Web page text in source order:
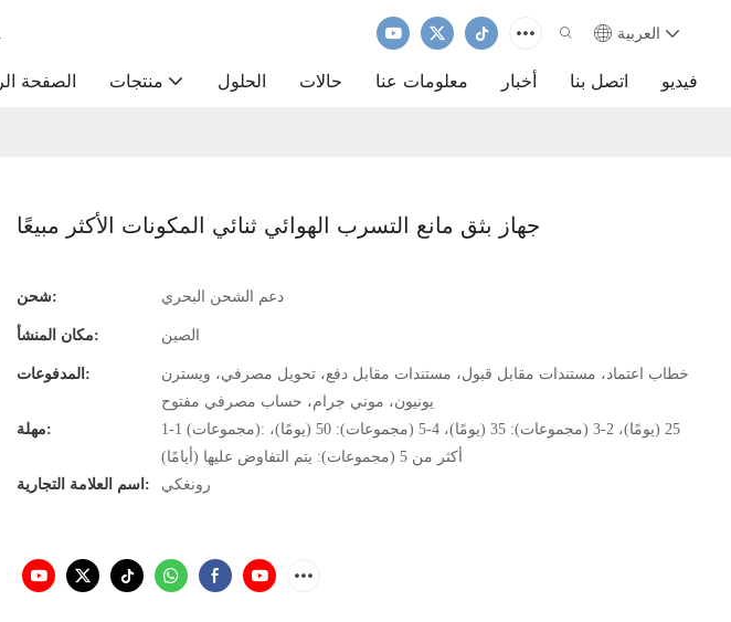
العربية
الصفحة منتجات الحلول حالات معلومات عنا أخبار اتصل بنا فيديو
جهاز بثق مانع التسرب الهوائي ثنائي المكونات الأكثر مبيعًا
شحن: دعم الشحن البحري
مكان المنشأ: الصين
المدفوعات:
خطاب اعتماد، مستندات مقابل قبول، مستندات مقابل دفع، تحويل مصرفي، ويسترن
يونيون، موني جرام، حساب مصرفي مفتوح
مهلة:
1-1 (مجموعات): 25 (يومًا)، 2-3 (مجموعات): 35 (يومًا)، 4-5 (مجموعات): 50 (يومًا)،
أكثر من 5 (مجموعات): يتم التفاوض عليها (أيامًا)
اسم العلامة التجارية:
رونغكي